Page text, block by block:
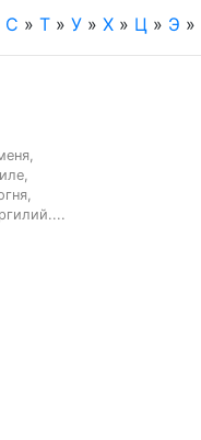
С » Т » У » Х » Ц » Э »